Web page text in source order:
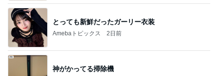
とっても新鮮だったガーリー衣装
Amebaトピックス 2日前
神がかってる掃除機